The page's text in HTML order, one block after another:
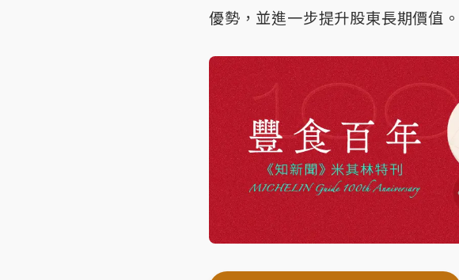
優勢，並進一步提升股東長期價值。